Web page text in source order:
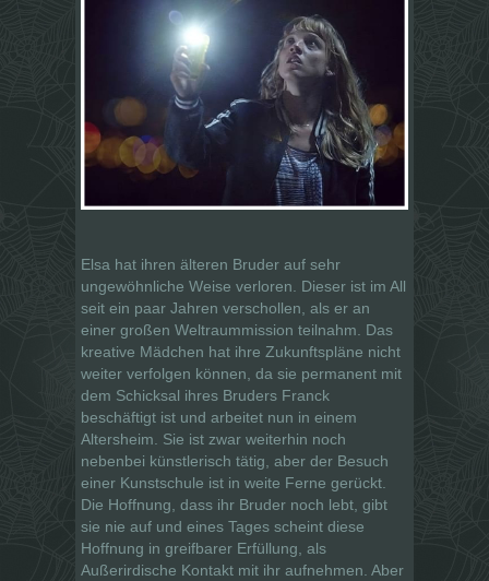
Elsa hat ihren älteren Bruder auf sehr
ungewöhnliche Weise verloren. Dieser ist im All
seit ein paar Jahren verschollen, als er an
einer großen Weltraummission teilnahm. Das
kreative Mädchen hat ihre Zukunftspläne nicht
weiter verfolgen können, da sie permanent mit
dem Schicksal ihres Bruders Franck
beschäftigt ist und arbeitet nun in einem
Altersheim. Sie ist zwar weiterhin noch
nebenbei künstlerisch tätig, aber der Besuch
einer Kunstschule ist in weite Ferne gerückt.
Die Hoffnung, dass ihr Bruder noch lebt, gibt
sie nie auf und eines Tages scheint diese
Hoffnung in greifbarer Erfüllung, als
Außerirdische Kontakt mit ihr aufnehmen. Aber